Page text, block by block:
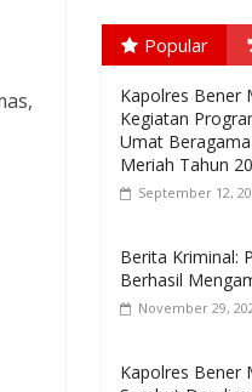
Popular
Kapolres Bener
Kegiatan
Umat
Meriah Tahun
September 12,
Berita Kriminal:
Berhasil
November 29,
Kapolres Bener